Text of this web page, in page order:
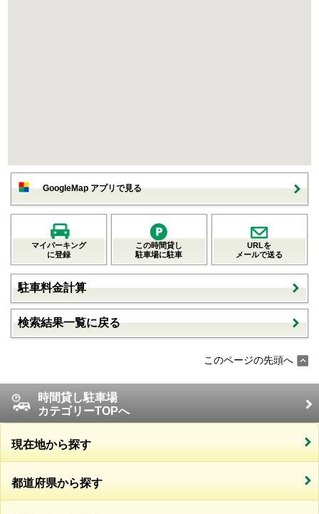
GoogleMap アプリで見る
マイパーキング
に登録
この時間貸し
駐車場に駐車
URLを
メールで送る
駐車料金計算
検索結果一覧に戻る
このページの先頭へ
時間貸し駐車場
カテゴリーTOPへ
現在地から探す
都道府県から探す